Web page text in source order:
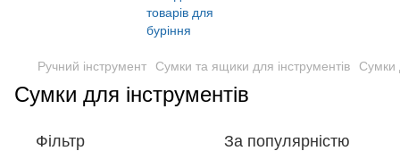
Ручний інструмент Сумки та ящики для інструментів Сумки
Сумки для інструментів
Фільтр За популярністю